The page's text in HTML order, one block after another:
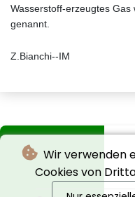
Wir verwenden
Cookies von
Wasserstoff-erzeugtes
genannt.
Z.Bianchi--IM